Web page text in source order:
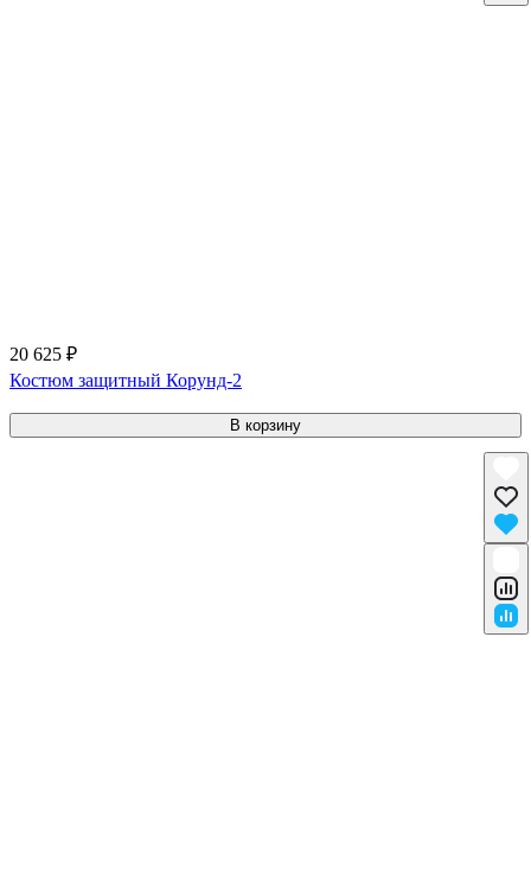
20 625 ₽
Костюм защитный Корунд-2
В корзину